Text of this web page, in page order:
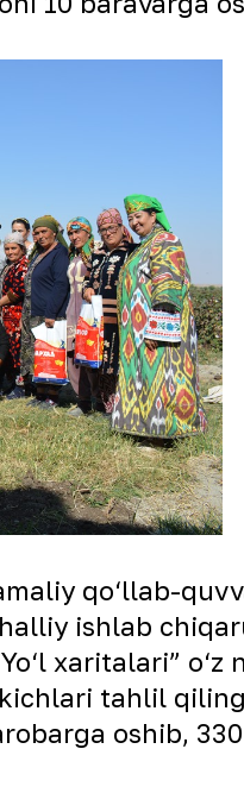
qo‘llab-
ishlab
xaritalari”
tahlil
oshib,